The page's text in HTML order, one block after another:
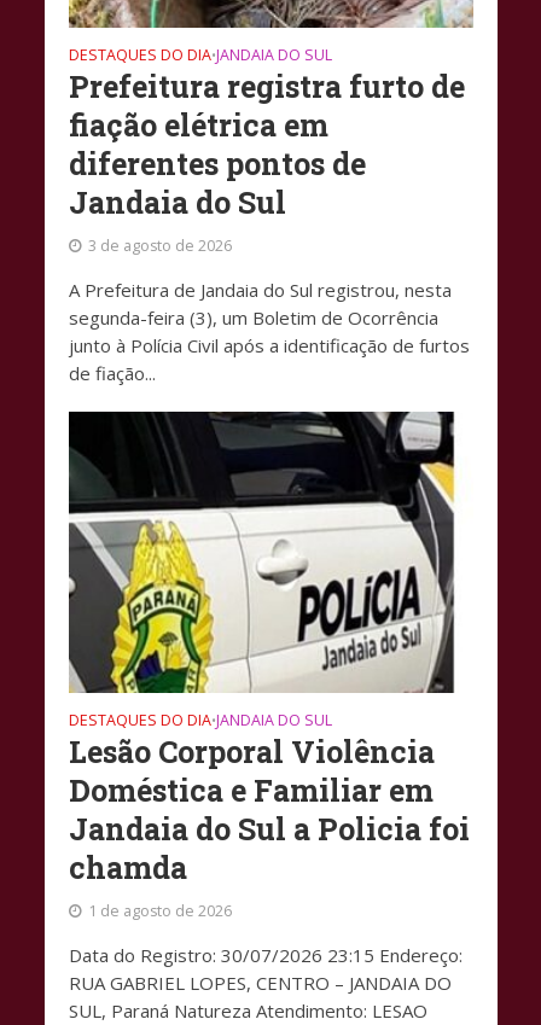
DESTAQUES DO DIA•JANDAIA DO SUL
Prefeitura registra furto de
fiação elétrica em
diferentes pontos de
Jandaia do Sul
3 de agosto de 2026
A Prefeitura de Jandaia do Sul registrou, nesta
segunda-feira (3), um Boletim de Ocorrência
junto à Polícia Civil após a identificação de furtos
de fiação...
DESTAQUES DO DIA•JANDAIA DO SUL
Lesão Corporal Violência
Doméstica e Familiar em
Jandaia do Sul a Policia foi
chamda
1 de agosto de 2026
Data do Registro: 30/07/2026 23:15 Endereço:
RUA GABRIEL LOPES, CENTRO – JANDAIA DO
SUL, Paraná Natureza Atendimento: LESAO